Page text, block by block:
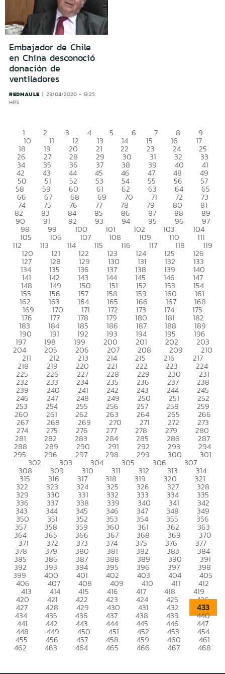
Embajador de Chile
en China desconoció
donación de
ventiladores
REDMAULE
23/04/2020 - 13:25
HRS
1 2 3 4 5 6 7 8 9
10 11 12 13 14 15 16 17
18 19 20 21 22 23 24 25
26 27 28 29 30 31 32 33
34 35 36 37 38 39 40 41
42 43 44 45 46 47 48 49
50 51 52 53 54 55 56 57
58 59 60 61 62 63 64 65
66 67 68 69 70 71 72 73
74 75 76 77 78 79 80 81
82 83 84 85 86 87 88 89
90 91 92 93 94 95 96 97
98 99 100 101 102 103 104
105 106 107 108 109 110 111
112 113 114 115 116 117 118 119
120 121 122 123 124 125 126
127 128 129 130 131 132 133
134 135 136 137 138 139 140
141 142 143 144 145 146 147
148 149 150 151 152 153 154
155 156 157 158 159 160 161
162 163 164 165 166 167 168
169 170 171 172 173 174 175
176 177 178 179 180 181 182
183 184 185 186 187 188 189
190 191 192 193 194 195 196
197 198 199 200 201 202 203
204 205 206 207 208 209 210
211 212 213 214 215 216 217
218 219 220 221 222 223 224
225 226 227 228 229 230 231
232 233 234 235 236 237 238
239 240 241 242 243 244 245
246 247 248 249 250 251 252
253 254 255 256 257 258 259
260 261 262 263 264 265 266
267 268 269 270 271 272 273
274 275 276 277 278 279 280
281 282 283 284 285 286 287
288 289 290 291 292 293 294
295 296 297 298 299 300 301
302 303 304 305 306 307
308 309 310 311 312 313 314
315 316 317 318 319 320 321
322 323 324 325 326 327 328
329 330 331 332 333 334 335
336 337 338 339 340 341 342
343 344 345 346 347 348 349
350 351 352 353 354 355 356
357 358 359 360 361 362 363
364 365 366 367 368 369 370
371 372 373 374 375 376 377
378 379 380 381 382 383 384
385 386 387 388 389 390 391
392 393 394 395 396 397 398
399 400 401 402 403 404 405
406 407 408 409 410 411 412
413 414 415 416 417 418 419
420 421 422 423 424 425 426
427 428 429 430 431 432 433
434 435 436 437 438 439 440
441 442 443 444 445 446 447
448 449 450 451 452 453 454
455 456 457 458 459 460 461
462 463 464 465 466 467 468